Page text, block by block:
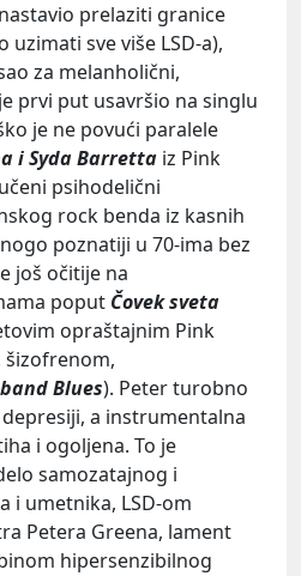
prelaziti granice
uzimati sve više LSD-a),
za melanholični,
prvi put usavršio na singlu
je ne povući paralele
i Syda Barretta iz Pink
psihodelični
rock benda iz kasnih
poznatiji u 70-ima bez
još očitije na
poput Čovek sveta
opraštajnim Pink
šizofrenom,
Blues). Peter turobno
a instrumentalna
i ogoljena. To je
samozatajnog i
i umetnika, LSD-om
Petera Greena, lament
hipersenzibilnog